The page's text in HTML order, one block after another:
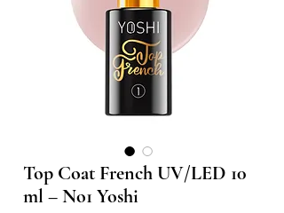
Top Coat French UV/LED 10
ml – No1 Yoshi